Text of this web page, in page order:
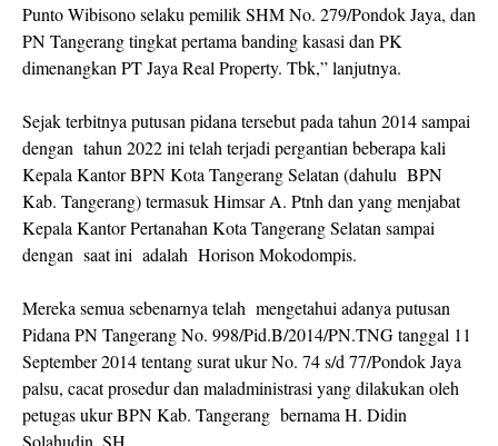
Punto Wibisono selaku pemilik SHM No. 279/Pondok Jaya, dan
PN Tangerang tingkat pertama banding kasasi dan PK
dimenangkan PT Jaya Real Property. Tbk,” lanjutnya.
Sejak terbitnya putusan pidana tersebut pada tahun 2014 sampai
dengan tahun 2022 ini telah terjadi pergantian beberapa kali
Kepala Kantor BPN Kota Tangerang Selatan (dahulu BPN
Kab. Tangerang) termasuk Himsar A. Ptnh dan yang menjabat
Kepala Kantor Pertanahan Kota Tangerang Selatan sampai
dengan saat ini adalah Horison Mokodompis.
Mereka semua sebenarnya telah mengetahui adanya putusan
Pidana PN Tangerang No. 998/Pid.B/2014/PN.TNG tanggal 11
September 2014 tentang surat ukur No. 74 s/d 77/Pondok Jaya
palsu, cacat prosedur dan maladministrasi yang dilakukan oleh
petugas ukur BPN Kab. Tangerang bernama H. Didin
Solahudin, SH.